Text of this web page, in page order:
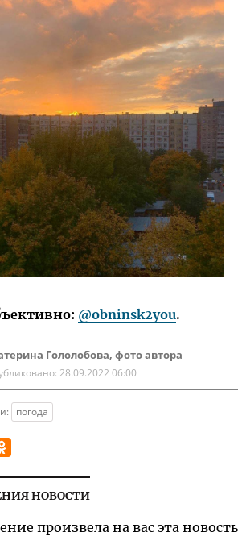
@obninsk2you.
Гололобова, фото автора
28.09.2022 06:00
погода
НОВОСТИ
произвела на вас эта